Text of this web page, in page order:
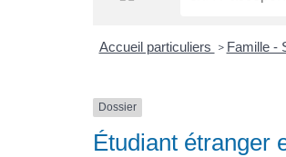
Accueil particuliers > Famille -
Dossier
Étudiant étranger